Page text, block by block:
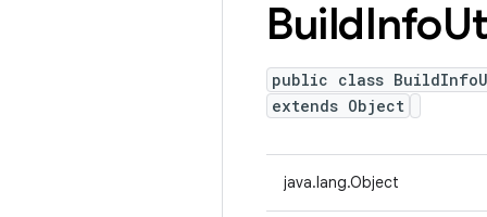
BuildInfo
public class
extends Object
java.lang.Object